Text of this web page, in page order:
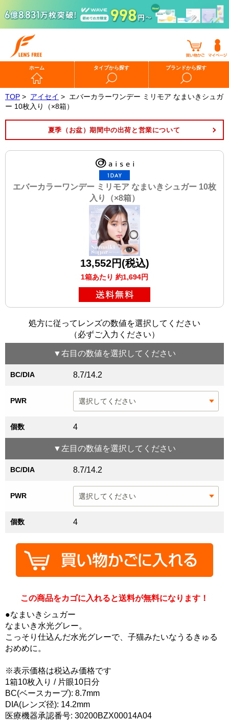
ホーム タイプから探す ブランドから探す
TOP > アイセイ > エバーカラーワンデー ミリモア なまいきシュガ
ー 10枚入り（×8箱）
夏季（お盆）期間中の出荷と営業について
エバーカラーワンデー ミリモア なまいきシュガー 10枚
入り（×8箱）
13,552円(税込)
1箱あたり 約1,694円
処方に従ってレンズの数値を選択してください
（必ずご入力ください）
▼右目 の数値を選択してください
BC/DIA 8.7/14.2
PWR
個数 4
▼ 左目 の数値を選択してください
BC/DIA 8.7/14.2
PWR
個数 4
この商品をカゴに入れると送料が無料になります！
●なまいきシュガー
なまいき水光グレー。
こっそり仕込んだ水光グレーで、子猫みたいなうるきゅる
おめめに。
※表示価格は税込み価格です
1箱10枚入り / 片眼10日分
BC(ベースカーブ): 8.7mm
DIA(レンズ径): 14.2mm
医療機器承認番号: 30200BZX00014A04